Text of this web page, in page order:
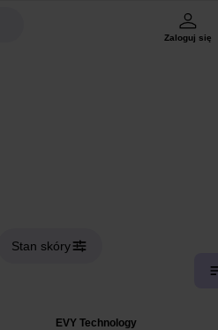
Zaloguj się
Stan skóry
EVY Technology